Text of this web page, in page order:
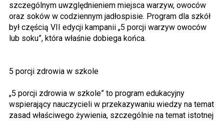
szczególnym uwzględnieniem miejsca warzyw, owoców
oraz soków w codziennym jadłospisie. Program dla szkół
był częścią VII edycji kampanii „5 porcji warzyw owoców
lub soku”, która właśnie dobiega końca.
5 porcji zdrowia w szkole
„5 porcji zdrowia w szkole” to program edukacyjny
wspierający nauczycieli w przekazywaniu wiedzy na temat
zasad właściwego żywienia, szczególnie na temat istotnej